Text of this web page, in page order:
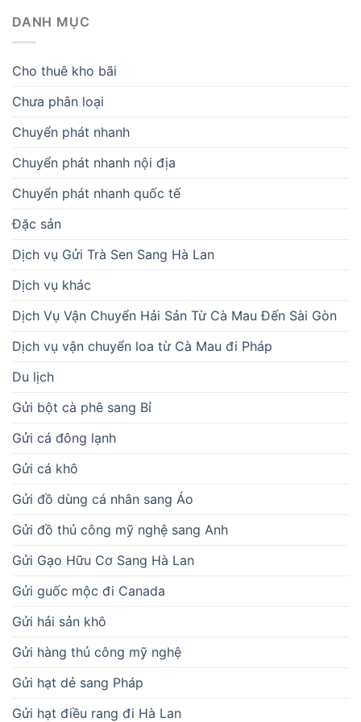
DANH MỤC
Cho thuê kho bãi
Chưa phân loại
Chuyển phát nhanh
Chuyển phát nhanh nội địa
Chuyển phát nhanh quốc tế
Đặc sản
Dịch vụ Gửi Trà Sen Sang Hà Lan
Dịch vụ khác
Dịch Vụ Vận Chuyển Hải Sản Từ Cà Mau Đến Sài Gòn
Dịch vụ vận chuyển loa từ Cà Mau đi Pháp
Du lịch
Gửi bột cà phê sang Bỉ
Gửi cá đông lạnh
Gửi cá khô
Gửi đồ dùng cá nhân sang Áo
Gửi đồ thủ công mỹ nghệ sang Anh
Gửi Gạo Hữu Cơ Sang Hà Lan
Gửi guốc mộc đi Canada
Gửi hải sản khô
Gửi hàng thủ công mỹ nghệ
Gửi hạt dẻ sang Pháp
Gửi hạt điều rang đi Hà Lan